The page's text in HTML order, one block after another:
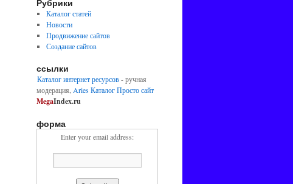
Рубрики
Каталог статей
Новости
Продвижение сайтов
Создание сайтов
ссылки
Каталог интернет ресурсов- ручная
модерация, AriesКаталог Просто сайт
MegaIndex.ru
форма
Enter your email address: